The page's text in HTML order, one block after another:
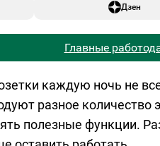
Дзен
Главные
каждую ночь не
разное количество
полезные функции.